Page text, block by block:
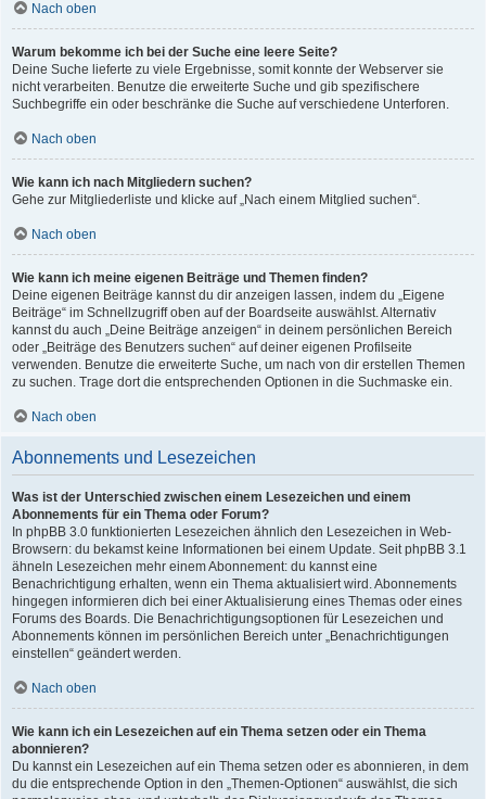
Nach oben
Warum bekomme ich bei der Suche eine leere Seite?
Deine Suche lieferte zu viele Ergebnisse, somit konnte der Webserver sie
nicht verarbeiten. Benutze die erweiterte Suche und gib spezifischere
Suchbegriffe ein oder beschränke die Suche auf verschiedene Unterforen.
Nach oben
Wie kann ich nach Mitgliedern suchen?
Gehe zur Mitgliederliste und klicke auf „Nach einem Mitglied suchen“.
Nach oben
Wie kann ich meine eigenen Beiträge und Themen finden?
Deine eigenen Beiträge kannst du dir anzeigen lassen, indem du „Eigene
Beiträge“ im Schnellzugriff oben auf der Boardseite auswählst. Alternativ
kannst du auch „Deine Beiträge anzeigen“ in deinem persönlichen Bereich
oder „Beiträge des Benutzers suchen“ auf deiner eigenen Profilseite
verwenden. Benutze die erweiterte Suche, um nach von dir erstellen Themen
zu suchen. Trage dort die entsprechenden Optionen in die Suchmaske ein.
Nach oben
Abonnements und Lesezeichen
Was ist der Unterschied zwischen einem Lesezeichen und einem
Abonnements für ein Thema oder Forum?
In phpBB 3.0 funktionierten Lesezeichen ähnlich den Lesezeichen in Web-
Browsern: du bekamst keine Informationen bei einem Update. Seit phpBB 3.1
ähneln Lesezeichen mehr einem Abonnement: du kannst eine
Benachrichtigung erhalten, wenn ein Thema aktualisiert wird. Abonnements
hingegen informieren dich bei einer Aktualisierung eines Themas oder eines
Forums des Boards. Die Benachrichtigungsoptionen für Lesezeichen und
Abonnements können im persönlichen Bereich unter „Benachrichtigungen
einstellen“ geändert werden.
Nach oben
Wie kann ich ein Lesezeichen auf ein Thema setzen oder ein Thema
abonnieren?
Du kannst ein Lesezeichen auf ein Thema setzen oder es abonnieren, in dem
du die entsprechende Option in den „Themen-Optionen“ auswählst, die sich